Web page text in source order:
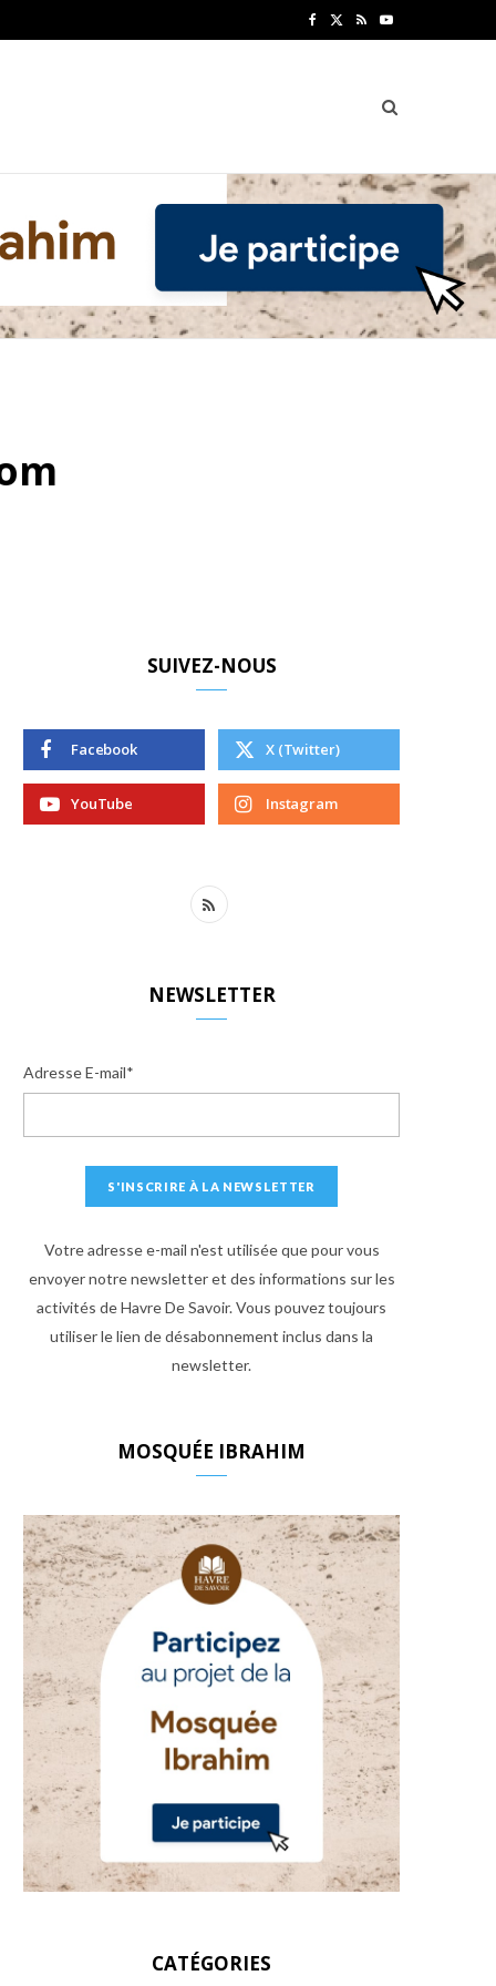
b
o
i
t
r
R Y
u
u
e
SUIVEZ-NOUS
Facebook X (Twitter)
YouTube Instagram
R
NEWSLETTER
Adresse E-mail*
Votre adresse e-mail n'est utilisée que pour vous
envoyer notre newsletter et des informations sur les
activités de Havre De Savoir. Vous pouvez toujours
utiliser le lien de désabonnement inclus dans la
newsletter.
MOSQUÉE IBRAHIM
CATÉGORIES